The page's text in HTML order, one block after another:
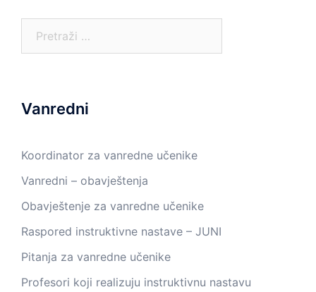
Vanredni
Koordinator za vanredne učenike
Vanredni – obavještenja
Obavještenje za vanredne učenike
Raspored instruktivne nastave – JUNI
Pitanja za vanredne učenike
Profesori koji realizuju instruktivnu nastavu